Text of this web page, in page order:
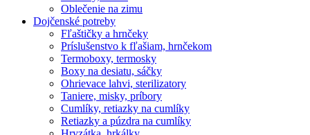
Oblečenie na zimu
Dojčenské potreby
Fľaštičky a hrnčeky
Príslušenstvo k fľašiam, hrnčekom
Termoboxy, termosky
Boxy na desiatu, sáčky
Ohrievace lahvi, sterilizatory
Taniere, misky, príbory
Cumlíky, retiazky na cumlíky
Retiazky a púzdra na cumlíky